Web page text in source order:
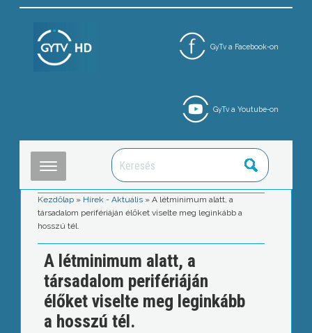
GyTv a Facebook-on
GyTv a Youtube-on
Kezdőlap » Hírek - Aktuális »A létminimum alatt, a
társadalom perifériáján élőket viselte meg leginkább a
hosszú tél.
A létminimum alatt, a
társadalom perifériáján
élőket viselte meg leginkább
a hosszú tél.